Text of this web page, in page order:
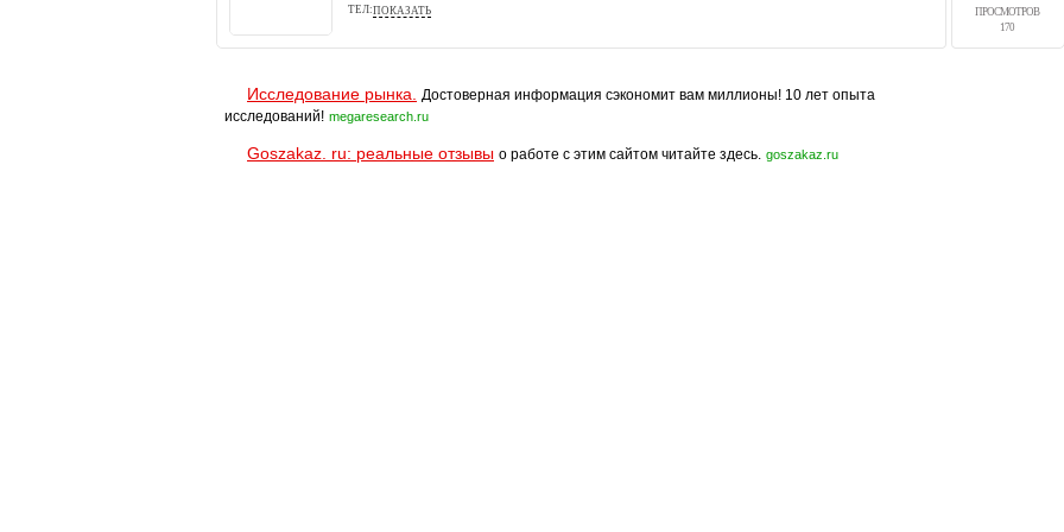
ТЕЛ:ПОКАЗАТЬ
(4212) 91-06-41, 777-309
ПРОСМОТРОВ
170
Исследование рынка.
Достоверная информация сэкономит вам миллионы! 10 лет опыта
исследований! megaresearch.ru
Goszakaz. ru: реальные отзывы о работе с этим сайтом читайте здесь. goszakaz.ru